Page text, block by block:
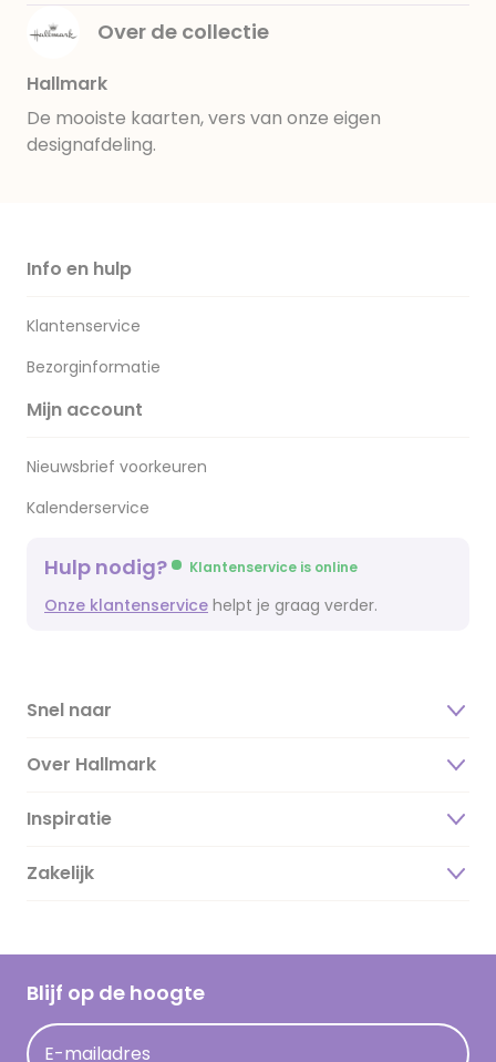
Over de collectie
Hallmark
De mooiste kaarten, vers van onze eigen
designafdeling.
Info en hulp
Klantenservice
Bezorginformatie
Mijn account
Nieuwsbrief voorkeuren
Kalenderservice
Hulp nodig? Klantenservice is online
Onze klantenservice helpt je graag verder.
Snel naar
Over Hallmark
Over ons
Duurzaamheid
Hallmark Kaartclub
Acties
Inspiratie
Magazine
Cadeau inspiratie
Kaartinspiratie
Zakelijk
Blijf op de hoogte
E-mailadres